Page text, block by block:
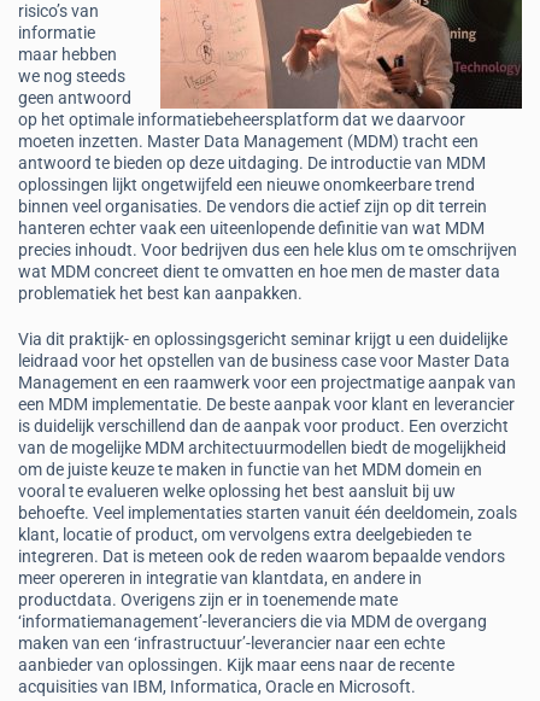
risico’s van
informatie
maar hebben
we nog steeds
geen antwoord
op het optimale informatiebeheersplatform dat we daarvoor
moeten inzetten. Master Data Management (MDM) tracht een
antwoord te bieden op deze uitdaging. De introductie van MDM
oplossingen lijkt ongetwijfeld een nieuwe onomkeerbare trend
binnen veel organisaties. De vendors die actief zijn op dit terrein
hanteren echter vaak een uiteenlopende definitie van wat MDM
precies inhoudt. Voor bedrijven dus een hele klus om te omschrijven
wat MDM concreet dient te omvatten en hoe men de master data
problematiek het best kan aanpakken.
Via dit praktijk- en oplossingsgericht seminar krijgt u een duidelijke
leidraad voor het opstellen van de business case voor Master Data
Management en een raamwerk voor een projectmatige aanpak van
een MDM implementatie. De beste aanpak voor klant en leverancier
is duidelijk verschillend dan de aanpak voor product. Een overzicht
van de mogelijke MDM architectuurmodellen biedt de mogelijkheid
om de juiste keuze te maken in functie van het MDM domein en
vooral te evalueren welke oplossing het best aansluit bij uw
behoefte. Veel implementaties starten vanuit één deeldomein, zoals
klant, locatie of product, om vervolgens extra deelgebieden te
integreren. Dat is meteen ook de reden waarom bepaalde vendors
meer opereren in integratie van klantdata, en andere in
productdata. Overigens zijn er in toenemende mate
‘informatiemanagement’-leveranciers die via MDM de overgang
maken van een ‘infrastructuur’-leverancier naar een echte
aanbieder van oplossingen. Kijk maar eens naar de recente
acquisities van IBM, Informatica, Oracle en Microsoft.